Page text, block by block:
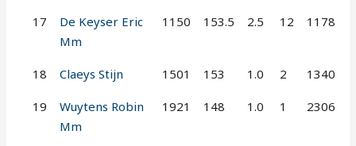
17
De Keyser Eric
Mm
1150 153.5 2.5 12 1178
18 Claeys Stijn 1501 153 1.0 2 1340
19
Wuytens Robin
Mm
1921 148 1.0 1 2306